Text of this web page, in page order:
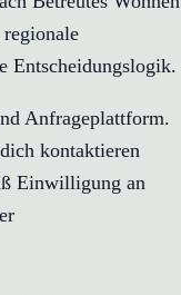
Entscheidungslogik.
Anfrageplattform.
kontaktieren
Einwilligung an